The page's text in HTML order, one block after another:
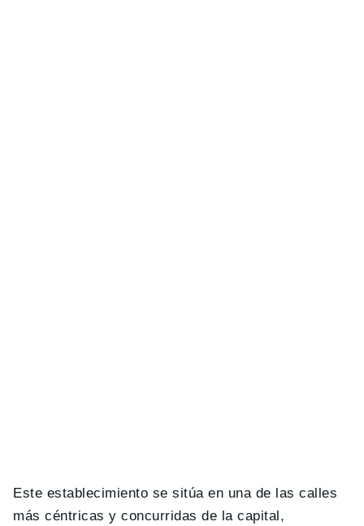
Este establecimiento se sitúa en una de las calles
más céntricas y concurridas de la capital,